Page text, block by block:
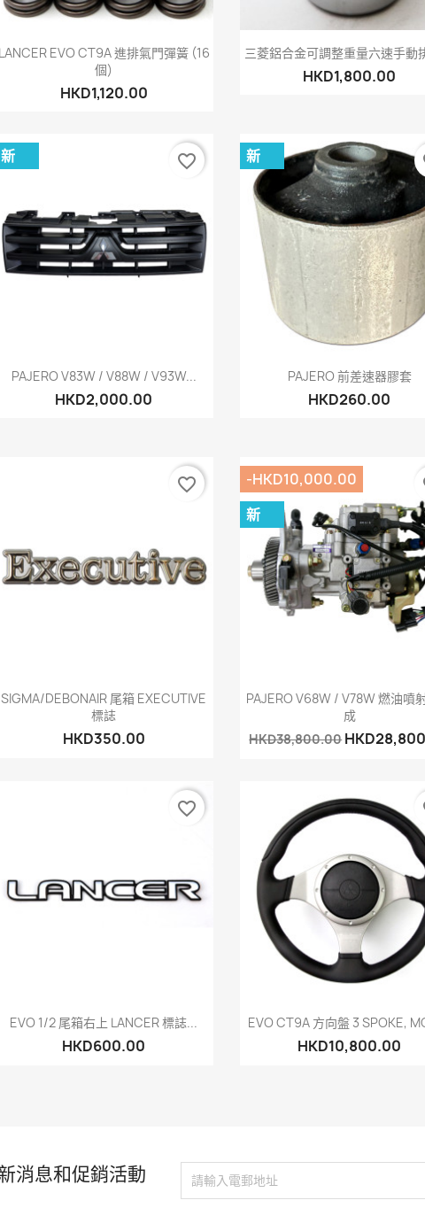
快速查看
LANCER EVO CT9A 進排氣門彈簧 (16
個)
HKD1,120.00
快速查看
三菱鋁合金可調整重量六速手動
HKD1,800.00
快速查看
PAJERO V83W / V88W / V93W...
HKD2,000.00
新 favorite_border
快速查看
PAJERO 前差速器膠套
HKD260.00
新
快速查看
SIGMA/DEBONAIR 尾箱 EXECUTIVE
標誌
HKD350.00
favorite_border
快速查看
PAJERO V68W / V78W 燃油噴
成
HKD38,800.00
-HKD10,000.00
新
快速查看
EVO 1/2 尾箱右上 LANCER 標誌...
HKD600.00
favorite_border
快速查看
EVO CT9A 方向盤 3 SPOKE,
HKD10,800.00
消息和促銷活動